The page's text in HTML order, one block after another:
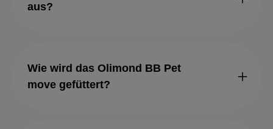
aus?
Wie wird das Olimond BB Pet
move gefüttert?